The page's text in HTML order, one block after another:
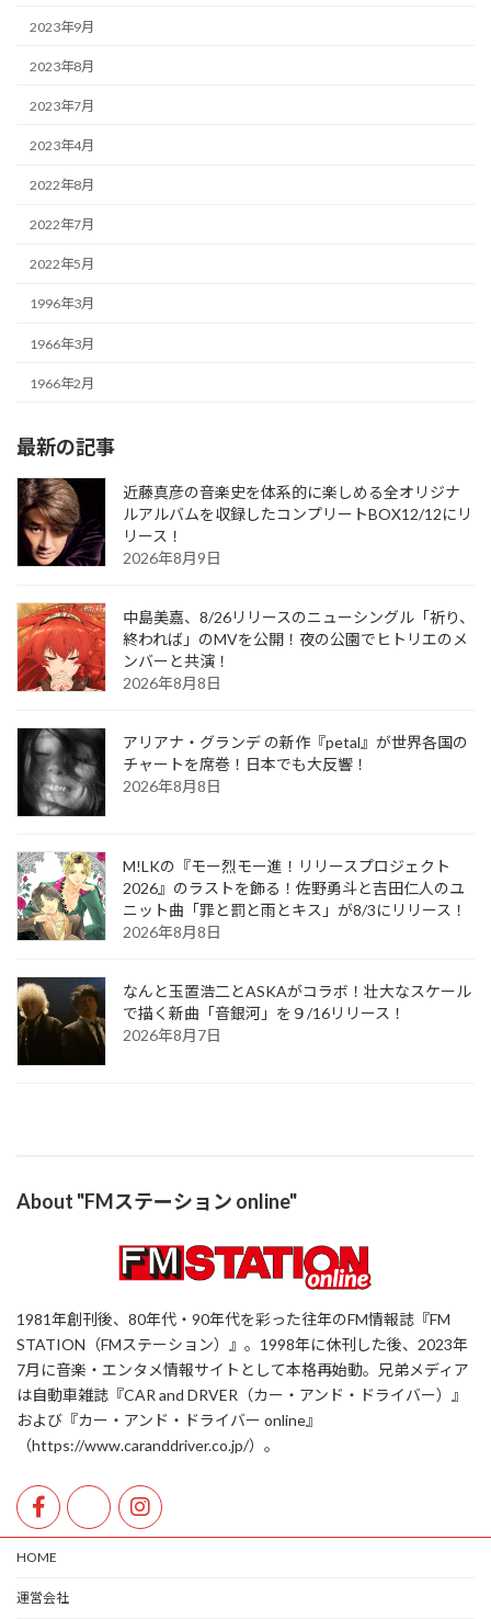
2023年9月
2023年8月
2023年7月
2023年4月
2022年8月
2022年7月
2022年5月
1996年3月
1966年3月
1966年2月
最新の記事
近藤真彦の音楽史を体系的に楽しめる全オリジナ
ルアルバムを収録したコンプリートBOX12/12にリ
リース！
2026年8月9日
中島美嘉、8/26リリースのニューシングル「祈り、
終われば」のMVを公開！夜の公園でヒトリエのメ
ンバーと共演！
2026年8月8日
アリアナ・グランデ の新作『petal』が世界各国の
チャートを席巻！日本でも大反響！
2026年8月8日
M!LKの『モー烈モー進！リリースプロジェクト
2026』のラストを飾る！佐野勇斗と吉田仁人のユ
ニット曲「罪と罰と雨とキス」が8/3にリリース！
2026年8月8日
なんと玉置浩二とASKAがコラボ！壮大なスケール
で描く新曲「音銀河」を９/16リリース！
2026年8月7日
About "FMステーション online"
1981年創刊後、80年代・90年代を彩った往年のFM情報誌『FM
STATION（FMステーション）』。1998年に休刊した後、2023年
7月に音楽・エンタメ情報サイトとして本格再始動。兄弟メディア
は自動車雑誌『CAR and DRVER（カー・アンド・ドライバー）』
および『カー・アンド・ドライバー online』
（https://www.caranddriver.co.jp/）。
HOME
運営会社